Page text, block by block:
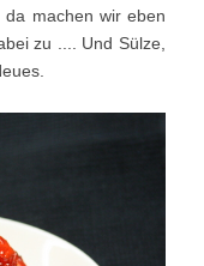
machen wir eben
zu .... Und Sülze,